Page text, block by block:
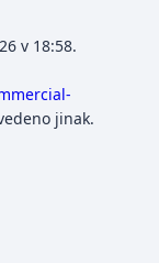
v 18:58.
jinak.